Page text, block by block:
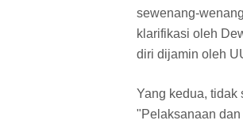
sewenang-
klarifikasi oleh
diri dijamin oleh
Yang kedua, tidak
"Pelaksanaan